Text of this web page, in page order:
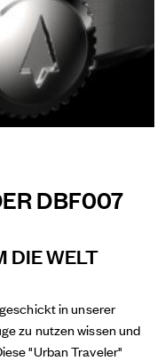
DBF007
DIE WELT
in unserer
zu nutzen wissen und
"Urban Traveler"